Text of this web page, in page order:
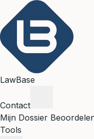
LawBase
Contact
Mijn Dossier
Tools